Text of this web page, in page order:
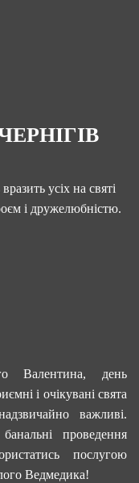
усіх на святі
і дружелюбністю.
Валентина, день
і очікувані свята
важливі.
проведення
послугою
Ведмедика!